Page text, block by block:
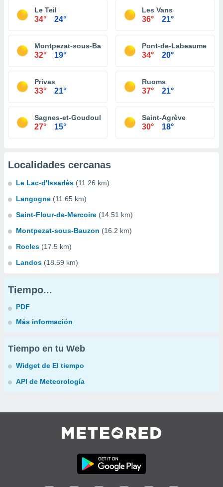
Le Teil
34° 24°
Les Vans
36° 21°
Montpezat-sous-Bauzon
32° 19°
Pont-de-Labeaume
34° 20°
Privas
33° 21°
Ruoms
37° 21°
Sagnes-et-Goudoulet
27° 15°
Saint-Agrève
30° 18°
Localidades cercanas
Le Lac-d'Issarlès (11.26 km)
Langogne (11.65 km)
Saint-Flour-de-Mercoire (14.51 km)
Montpezat-sous-Bauzon (16.2 km)
Rocles (17.5 km)
Landos (18.59 km)
Tiempo...
PDF
Más información
Tiempo en tu Web
Widget de El tiempo
API de Meteorología